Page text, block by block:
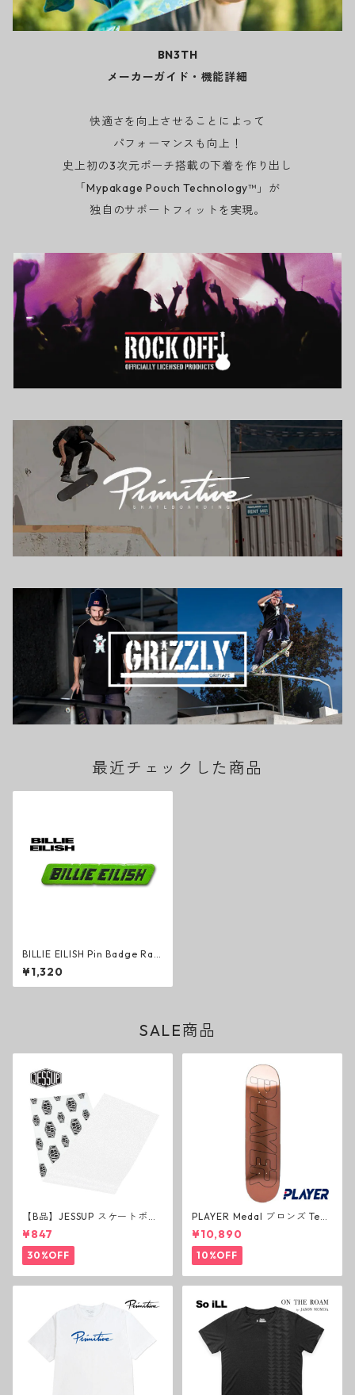
BN3TH
メーカーガイド・機能詳細
快適さを向上させることによって
パフォーマンスも向上！
史上初の3次元ポーチ搭載の下着を作り出し
「Mypakage Pouch Technology™」が
独自のサポートフィットを実現。
最近チェックした商品
BILLIE EILISH Pin Badge Rac
er Logo ピンバッジ ビリー・
アイリッシュ ポップ オルタナ
ティヴ グッズ
¥1,320
SALE商品
【B品】JESSUP スケートボー
ド グリップテープ ウルトラグ
リップ ホワイト デッキテープ
ジェスアップ ジェサップ
¥847
30%OFF
PLAYER Medal ブロンズ Tea
m Deck P3 スケートボードデ
ッキ プレイヤー メダル
¥10,890
10%OFF